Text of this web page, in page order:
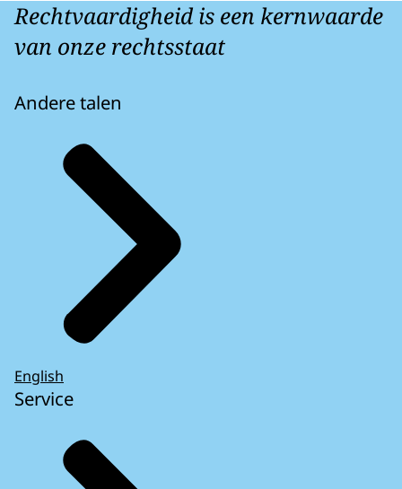
Rechtvaardigheid is een kernwaarde
van onze rechtsstaat
Andere talen
English
Service